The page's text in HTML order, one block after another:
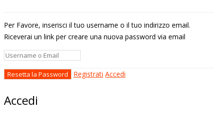
Per Favore, inserisci il tuo username o il tuo indirizzo email.
Riceverai un link per creare una nuova password via email
Registrati Accedi
Accedi